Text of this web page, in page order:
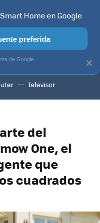
TV SELECCIÓN
Televisor
del
One, el
que
cuadrados
×
Home en Google
preferida
de Google